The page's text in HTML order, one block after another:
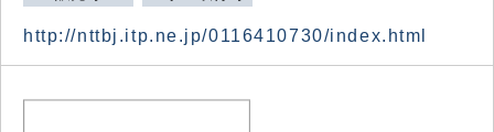
http://nttbj.itp.ne.jp/0116410730/index.html